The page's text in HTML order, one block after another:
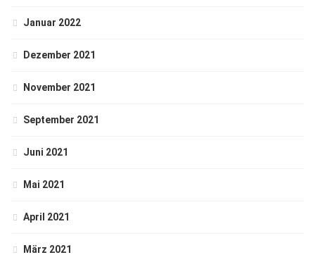
Januar 2022
Dezember 2021
November 2021
September 2021
Juni 2021
Mai 2021
April 2021
März 2021